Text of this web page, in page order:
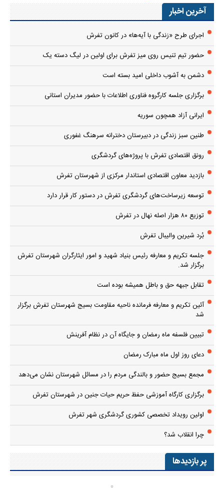
آخرین اخبار
اجرای طرح «زندگی با آیه‌ها» در کانون تفرش
حضور تیم تنیس روی میز تفرش برای اولین در لیگ دسته یک
دشمن به آشوب داخلی امید بسته است
برگزاری جلسه کارگروه فناوری اطلاعات با حضور مدیران استانی
ایرانی آزاد همچون سوریه
طنین سبز زندگی در دبیرستان دخترانه سرهنگ غفوری
رونق اقتصادی تفرش با پروژه‌های گردشگری
بازدید معاون اقتصادی استاندار مرکزی از شهرستان تفرش
توسعه زیرساخت‌های گردشگری تفرش در دستور کار قرار دارد
توزیع ۸۰ هزار اصله نهال در تفرش
بُرد شیرین والیبال تفرش
جلسه تکریم و معارفه رئیس بنیاد شهید و امور ایثارگران شهرستان تفرش
برگزار شد.
تقابل جبهه حق و باطل همیشه بوده است
آئین تکریم و معارفه فرمانده ناحیه مقاومت بسیج شهرستان تفرش برگزار
شد
تبیین فلسفه ماه رمضان و جایگاه آن در نظام آفرینش
دعای روز اول ماه مبارک رمضان
مجمع بسیج حضور و بالندگی مردم را در مسائل شهرستان نشان می‌دهد
برگزاری کارگاه آموزشی حفظ حریم حیات جنین در شهرستان تفرش
اولین رویداد تخصصی کشوری گردشگری شهر تفرش
چرا انقلاب شد؟
پر بازدیدها